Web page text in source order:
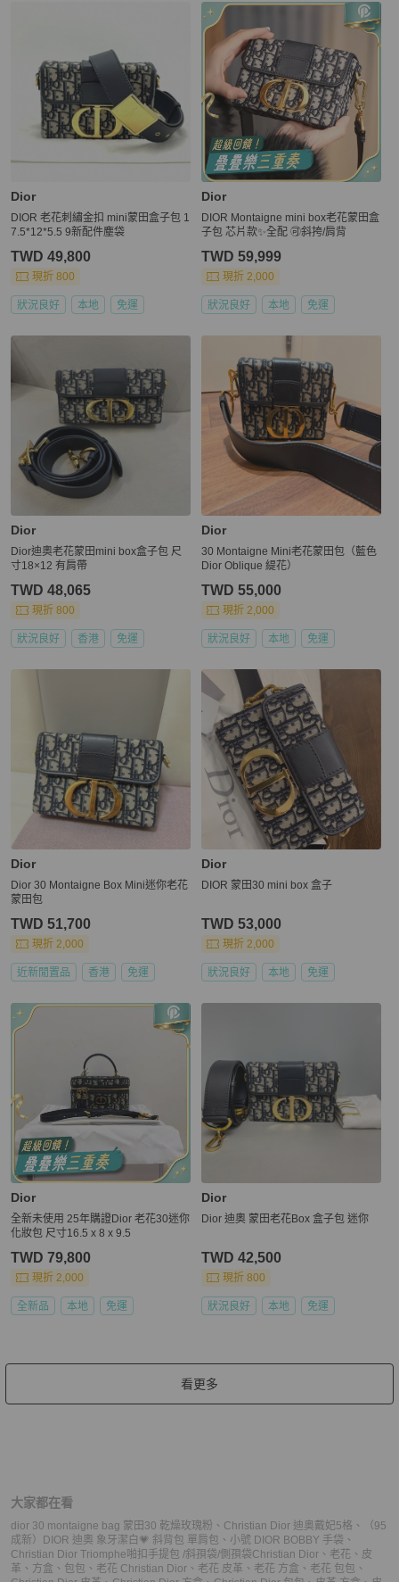
Dior
DIOR 老花刺繡金扣 mini蒙田盒子包 1
7.5*12*5.5 9新配件塵袋
TWD 49,800
現折 800
狀況良好 本地 免運
Dior
DIOR Montaigne mini box老花蒙田盒
子包 芯片款✨全配 🉑斜挎/肩背
TWD 59,999
現折 2,000
狀況良好 本地 免運
Dior
Dior迪奧老花蒙田mini box盒子包 尺
寸18×12 有肩帶
TWD 48,065
現折 800
狀況良好 香港 免運
Dior
30 Montaigne Mini老花蒙田包（藍色
Dior Oblique 緹花）
TWD 55,000
現折 2,000
狀況良好 本地 免運
Dior
Dior 30 Montaigne Box Mini迷你老花
蒙田包
TWD 51,700
現折 2,000
近新閒置品 香港 免運
Dior
DIOR 蒙田30 mini box 盒子
TWD 53,000
現折 2,000
狀況良好 本地 免運
Dior
全新未使用 25年購證Dior 老花30迷你
化妝包 尺寸16.5 x 8 x 9.5
TWD 79,800
現折 2,000
全新品 本地 免運
Dior
Dior 迪奧 蒙田老花Box 盒子包 迷你
TWD 42,500
現折 800
狀況良好 本地 免運
看更多
大家都在看
dior 30 montaigne bag 蒙田30 乾燥玫瑰粉 、 Christian Dior 迪奥戴妃5格 、
（95
成新）DIOR 迪奧 象牙潔白💗 斜背包 單肩包 、 小號 DIOR BOBBY 手袋 、
Christian Dior Triomphe啪扣手提包 /斜孭袋/側孭袋Christian Dior 、 老花 、 皮
革 、 方盒 、 包包 、 老花 Christian Dior 、 老花 皮革 、 老花 方盒 、 老花 包包 、